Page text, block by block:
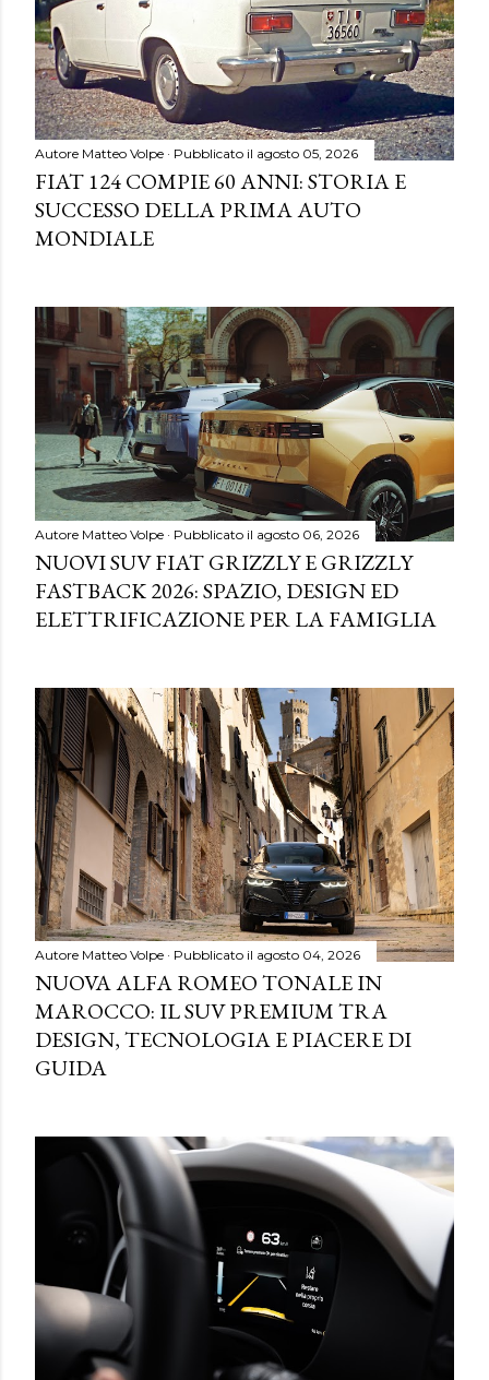
Autore Matteo Volpe Pubblicato il agosto 05, 2026
FIAT 124 COMPIE 60 ANNI: STORIA E
SUCCESSO DELLA PRIMA AUTO
MONDIALE
Autore Matteo Volpe Pubblicato il agosto 06, 2026
NUOVI SUV FIAT GRIZZLY E GRIZZLY
FASTBACK 2026: SPAZIO, DESIGN ED
ELETTRIFICAZIONE PER LA FAMIGLIA
Autore Matteo Volpe Pubblicato il agosto 04, 2026
NUOVA ALFA ROMEO TONALE IN
MAROCCO: IL SUV PREMIUM TRA
DESIGN, TECNOLOGIA E PIACERE DI
GUIDA